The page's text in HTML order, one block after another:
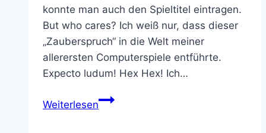
konnte man auch den Spieltitel eintragen.
But who cares? Ich weiß nur, dass dieser
„Zauberspruch“ in die Welt meiner
allerersten Computerspiele entführte.
Expecto ludum! Hex Hex! Ich…
WeiterlesenPixel